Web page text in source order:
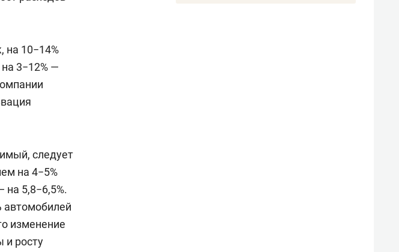
на 10−14%
3−12% —
следует
на 4−5%
на 5,8−6,5%.
автомобилей
изменение
и росту